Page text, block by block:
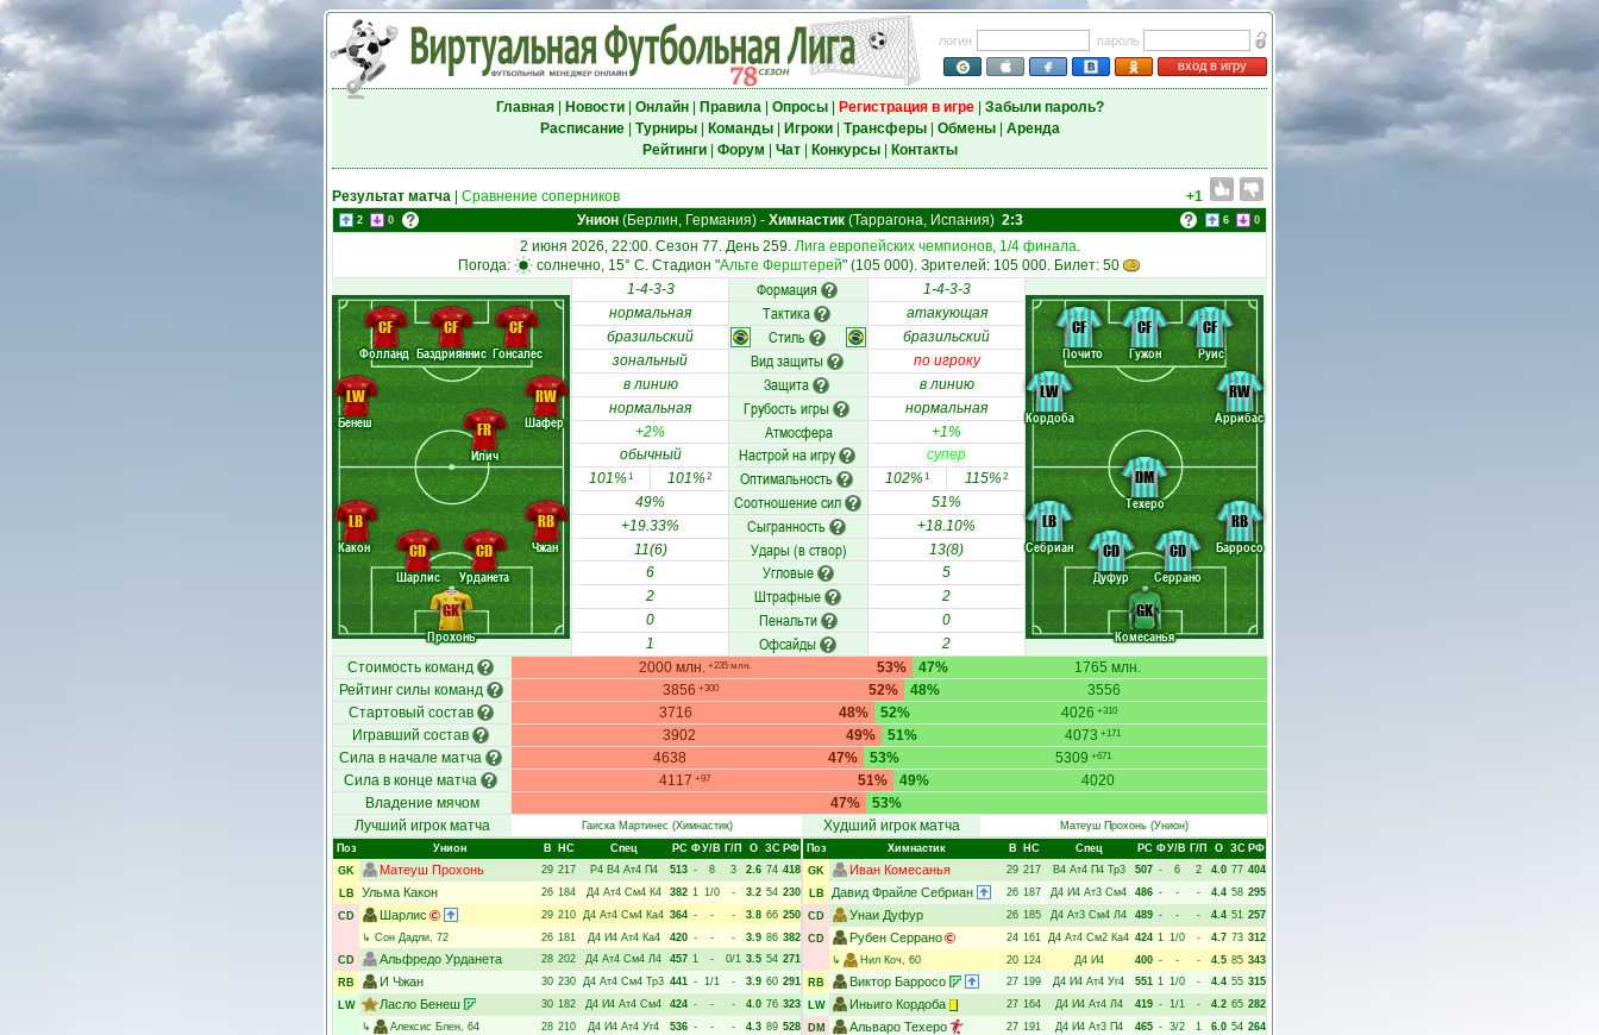
логин
пароль
вход в игру
Главная| Новости| Онлайн| Правила| Опросы| Регистрация в игре| Забыли пароль?
Расписание| Турниры| Команды| Игроки| Трансферы| Обмены| Аренда
Рейтинги| Форум Чат| Конкурсы| Контакты
Результат матча Сравнение соперников +1
2 0 Унион(Берлин, Германия)- Химнастик(Таррагона, Испания) 2:3 6 0
2 июня 2026, 22:00. Сезон 77. День 259. Лига европейских чемпионов, 1/4 финала.
Погода:
солнечно, 15° C. Стадион "Альте Ферштерей" (105 000). Зрителей: 105 000. Билет: 50
Прохонь
Какон
Шарлис
Урданета
Чжан
Бенеш
Илич
Шафер
Фолланд Баздрияннис Гонсалес
GK
LB
CD
CD
RB
LW
FR
RW
CF CF CF
1-4-3-3 Формация 1-4-3-3
Комесанья
Себриан
Дуфур
Серрано
Барросо
Кордоба
Техеро
Аррибас
Почито Гужон Руис
GK
LB
CD
CD
RB
LW
DM
RW
CF CF CF
нормальная Тактика
атакующая
бразильский
Стиль
бразильский
зональный
Вид защиты
по игроку
в линию
Защита
в линию
нормальная
Грубость игры
нормальная
+2%
Атмосфера
+1%
обычный
Настрой на игру
супер
101%1 101%2 Оптимальность 102%1 115%2
49% Соотношение сил
51%
+19.33%
Сыгранность
+18.10%
11(6)
Удары (в створ)
13(8)
6
Угловые
5
2
Штрафные
2
0
Пенальти
0
1
Офсайды
2
Стоимость команд
2000 млн. +235 млн. 53% 1765 млн.
47%
Рейтинг силы команд
3856 +300 52% 3556
48%
Стартовый состав
3716 48% 4026 +310
52%
Игравший состав
3902 49% 4073 +171
51%
Сила в начале матча
4638 47% 5309 +671
53%
Сила в конце матча
4117 +97 51% 4020
49%
Владение мячом
47%
53%
Лучший игрок матча
Гаиска Мартинес (Химнастик) Худший игрок матча Матеуш Прохонь(Унион)
Поз
Унион В НC Спец РC ФУ/В Г/П О ЗС РФ
GK
Матеуш Прохонь 29 217 Р4 В4 Ат4 П4 513 - 8 3 2.6 74 418
LB
Ульма Какон 26 184 Д4 Ат4 См4 К4 382 1 1/0 - 3.2 54 230
CD
Шарлис 29 210 Д4 Ат4 См4 Ка4 364 - - - 3.8 66 250
↳ Сон Дадли, 72 26 181 Д4 И4 Ат4 Ка4 420 - - - 3.9 86 382
CD
Альфредо Урданета 28 202 Д4 Ат4 См4 Л4 457 1 - 0/1 3.5 54 271
RB
И Чжан 30 230 Д4 Ат4 См4 Тр3 441 - 1/1 - 3.9 60 291
LW
Ласло Бенеш 30 182 Д4 И4 Ат4 См4 424 - - - 4.0 76 323
↳
Алексис Блен, 64 28 210 Д4 И4 Ат4 Уг4 536 - - - 4.3 89 528
Поз Химнастик В НC Спец РC ФУ/В Г/П О ЗС РФ
GK
Иван Комесанья 29 217 В4 Ат4 П4 Тр3 507 - 6 2 4.0 77 404
LB
Давид Фрайле Себриан 26 187 Д4 И4 Ат3 См4 486 - - - 4.4 58 295
CD
Унаи Дуфур 26 185 Д4 Ат3 См4 Л4 489 - - - 4.4 51 257
CD
Рубен Серрано 24 161 Д4 Ат4 См2 Ка4 424 1 1/0 - 4.7 73 312
↳
Нил Коч, 60 20 124 Д4 И4 400 - - - 4.5 85 343
RB
Виктор Барросо 27 199 Д4 И4 Ат4 Уг4 551 1 1/0 - 4.4 55 315
LW
Иньиго Кордоба 27 164 Д4 И4 Ат4 Л4 419 - 1/1 - 4.2 65 282
DM
Альваро Техеро 27 191 Д4 И4 Ат3 П4 465 - 3/2 1 6.0 54 264